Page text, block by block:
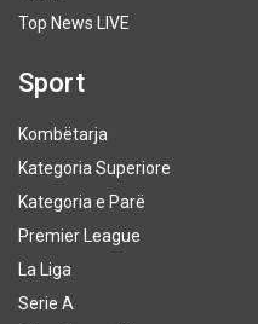
Top News LIVE
Sport
Kombëtarja
Kategoria Superiore
Kategoria e Parë
Premier League
La Liga
Serie A